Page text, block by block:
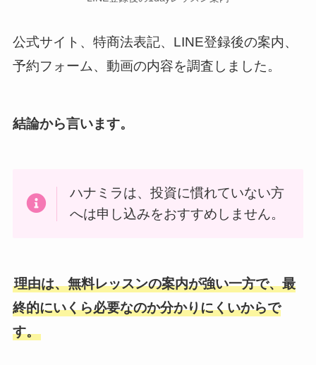
公式サイト、特商法表記、LINE登録後の案内、
予約フォーム、動画の内容を調査しました。
結論から言います。
ハナミラは、投資に慣れていない方
へは申し込みをおすすめしません。
理由は、無料レッスンの案内が強い一方で、最
終的にいくら必要なのか分かりにくいからで
す。